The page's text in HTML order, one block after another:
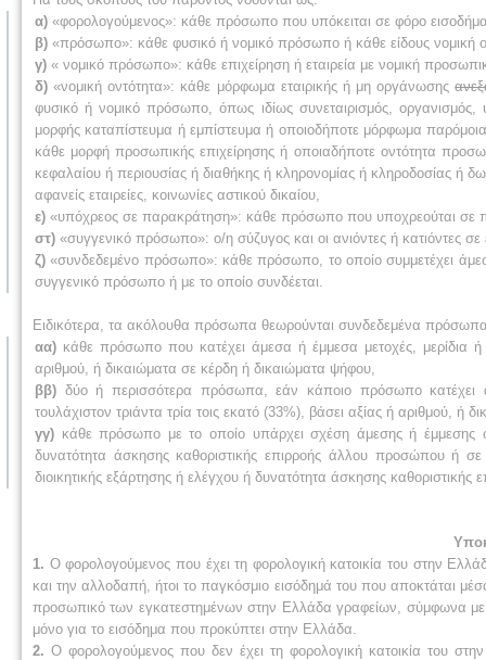
α) «φορολογούμενος»: κάθε πρόσωπο που υπόκειται σε φόρο
β) «πρόσωπο»: κάθε φυσικό ή νομικό πρόσωπο ή κάθε είδους νομική
γ) « νομικό πρόσωπο»: κάθε επιχείρηση ή εταιρεία με νομική
δ)«νομική οντότητα»: κάθε μόρφωμα εταιρικής ή μη οργάνωσης
φυσικό ή νομικό πρόσωπο, όπως ιδίως συνεταιρισμός, οργανισμός,
μορφής καταπίστευμα ή εμπίστευμα ή οποιοδήποτε μόρφωμα
κάθε μορφή προσωπικής επιχείρησης ή οποιαδήποτε οντότητα
κεφαλαίου ή περιουσίας ή διαθήκης ή κληρονομίας ή κληροδοσίας ή
αφανείς εταιρείες, κοινωνίες αστικού δικαίου,
ε) «υπόχρεος σε παρακράτηση»: κάθε πρόσωπο που υποχρεούται σε
στ) «συγγενικό πρόσωπο»: ο/η σύζυγος και οι ανιόντες ή κατιόντες
ζ) «συνδεδεμένο πρόσωπο»: κάθε πρόσωπο, το οποίο συμμετέχει
συγγενικό πρόσωπο ή με το οποίο συνδέεται.
Ειδικότερα, τα ακόλουθα πρόσωπα θεωρούνται συνδεδεμένα
αα) κάθε πρόσωπο που κατέχει άμεσα ή έμμεσα μετοχές, μερίδια ή
αριθμού, ή δικαιώματα σε κέρδη ή δικαιώματα ψήφου,
ββ) δύο ή περισσότερα πρόσωπα, εάν κάποιο πρόσωπο κατέχει
τουλάχιστον τριάντα τρία τοις εκατό (33%), βάσει αξίας ή αριθμού, ή
γγ) κάθε πρόσωπο με το οποίο υπάρχει σχέση άμεσης ή έμμεσης
δυνατότητα άσκησης καθοριστικής επιρροής άλλου προσώπου
διοικητικής εξάρτησης ή ελέγχου ή δυνατότητα άσκησης
1. Ο φορολογούμενος που έχει τη φορολογική κατοικία του στην
και την αλλοδαπή, ήτοι το παγκόσμιο εισόδημά του που αποκτάται
προσωπικό των εγκατεστημένων στην Ελλάδα γραφείων, σύμφωνα με
μόνο για το εισόδημα που προκύπτει στην Ελλάδα.
2.Ο φορολογούμενος που δεν έχει τη φορολογική κατοικία του